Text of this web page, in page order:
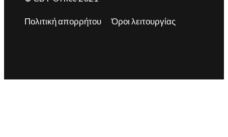
Πολιτική απορρήτου Όροι λειτουργίας